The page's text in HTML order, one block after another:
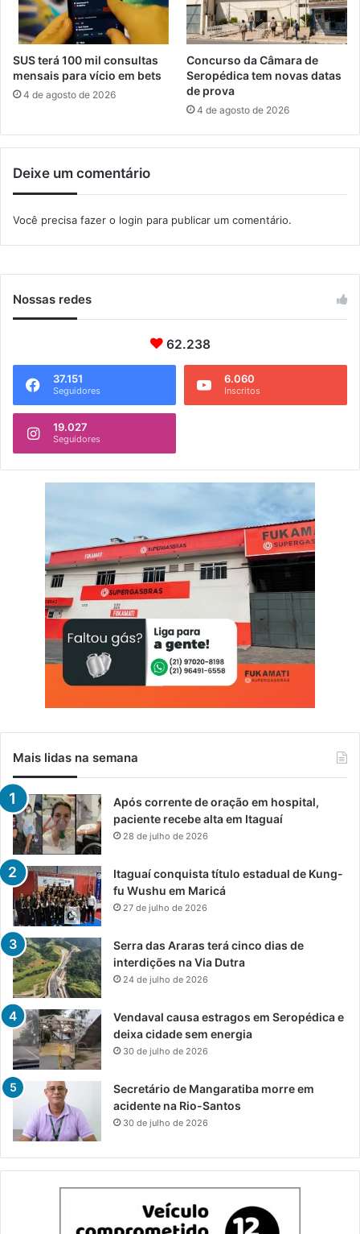
d
e
t
a
g
í
e
m
t
a
g
SUS terá 100 mil consultas
mensais para vício em bets
4 de agosto de 2026
Concurso da Câmara de
Seropédica tem novas datas
de prova
4 de agosto de 2026
Deixe um comentário
Você precisa fazer o login para publicar um comentário.
Nossas redes
62.238
37.151
Seguidores
6.060
Inscritos
19.027
Seguidores
Mais lidas na semana
Após corrente de oração em hospital,
paciente recebe alta em Itaguaí
28 de julho de 2026
Itaguaí conquista título estadual de Kung-
fu Wushu em Maricá
27 de julho de 2026
Serra das Araras terá cinco dias de
interdições na Via Dutra
24 de julho de 2026
Vendaval causa estragos em Seropédica e
deixa cidade sem energia
30 de julho de 2026
Secretário de Mangaratiba morre em
acidente na Rio-Santos
30 de julho de 2026